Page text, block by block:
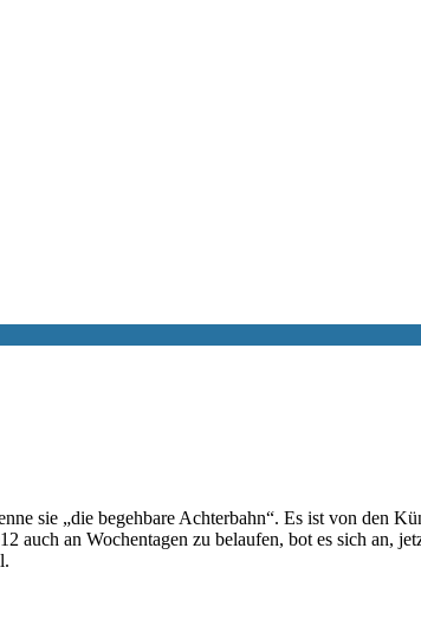
sie „die begehbare Achterbahn“. Es ist von den
an Wochentagen zu belaufen, bot es sich an,